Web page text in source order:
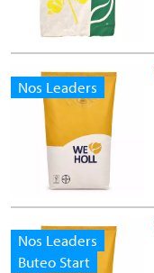
Nos Leaders
Nos Leaders
Buteo Start